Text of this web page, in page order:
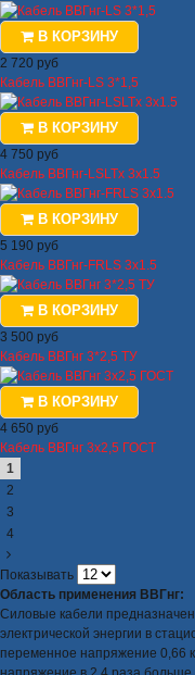
В КОРЗИНУ
2 720 руб
Кабель ВВГнг-LS 3*1,5
В КОРЗИНУ
4 750 руб
Кабель ВВГнг-LSLTx 3х1.5
В КОРЗИНУ
5 190 руб
Кабель ВВГнг-FRLS 3х1.5
В КОРЗИНУ
3 500 руб
Кабель ВВГнг 3*2,5 ТУ
В КОРЗИНУ
4 650 руб
Кабель ВВГнг 3х2,5 ГОСТ
1
2
3
4
Показывать
Область применения ВВГнг:
Силовые кабели
электрической энергии в
переменное напряжение 0,66